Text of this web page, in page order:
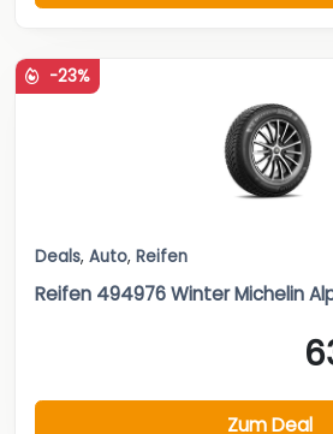
-23%
Deals, Auto, Reifen
Reifen 494976 Winter Michelin
Zum Deal